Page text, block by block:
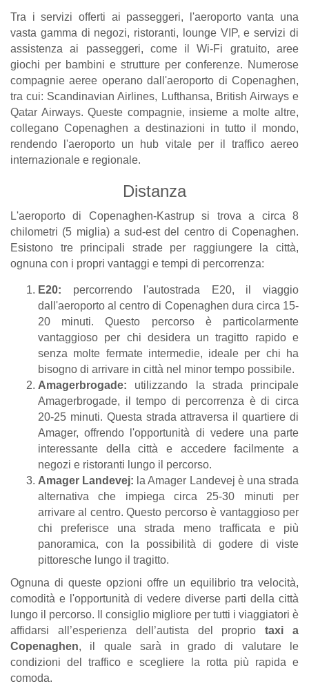
Tra i servizi offerti ai passeggeri, l'aeroporto vanta una
vasta gamma di negozi, ristoranti, lounge VIP, e servizi di
assistenza ai passeggeri, come il Wi-Fi gratuito, aree
giochi per bambini e strutture per conferenze. Numerose
compagnie aeree operano dall'aeroporto di Copenaghen,
tra cui: Scandinavian Airlines, Lufthansa, British Airways e
Qatar Airways. Queste compagnie, insieme a molte altre,
collegano Copenaghen a destinazioni in tutto il mondo,
rendendo l'aeroporto un hub vitale per il traffico aereo
internazionale e regionale.
Distanza
L'aeroporto di Copenaghen-Kastrup si trova a circa 8
chilometri (5 miglia) a sud-est del centro di Copenaghen.
Esistono tre principali strade per raggiungere la città,
ognuna con i propri vantaggi e tempi di percorrenza:
E20: percorrendo l'autostrada E20, il viaggio
dall'aeroporto al centro di Copenaghen dura circa 15-
20 minuti. Questo percorso è particolarmente
vantaggioso per chi desidera un tragitto rapido e
senza molte fermate intermedie, ideale per chi ha
bisogno di arrivare in città nel minor tempo possibile.
Amagerbrogade: utilizzando la strada principale
Amagerbrogade, il tempo di percorrenza è di circa
20-25 minuti. Questa strada attraversa il quartiere di
Amager, offrendo l'opportunità di vedere una parte
interessante della città e accedere facilmente a
negozi e ristoranti lungo il percorso.
Amager Landevej: la Amager Landevej è una strada
alternativa che impiega circa 25-30 minuti per
arrivare al centro. Questo percorso è vantaggioso per
chi preferisce una strada meno trafficata e più
panoramica, con la possibilità di godere di viste
pittoresche lungo il tragitto.
Ognuna di queste opzioni offre un equilibrio tra velocità,
comodità e l'opportunità di vedere diverse parti della città
lungo il percorso. Il consiglio migliore per tutti i viaggiatori è
affidarsi all’esperienza dell’autista del propriotaxi a
Copenaghen, il quale sarà in grado di valutare le
condizioni del traffico e scegliere la rotta più rapida e
comoda.